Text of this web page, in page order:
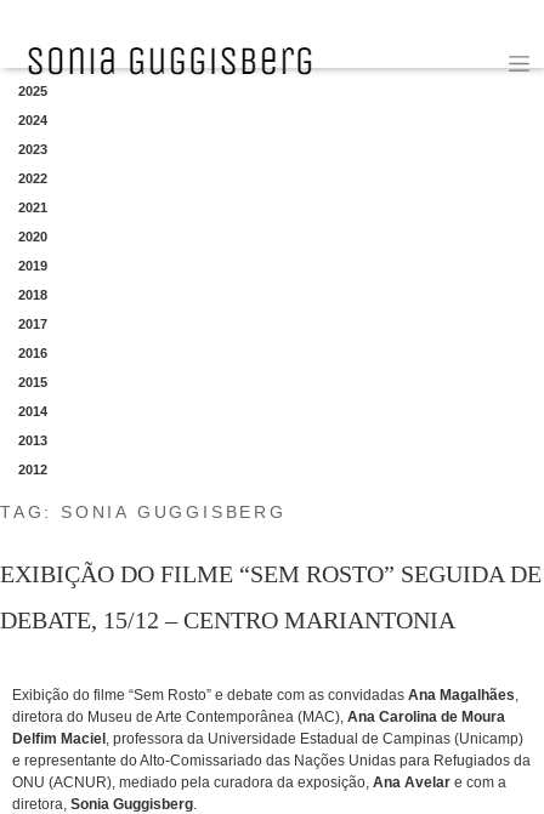
YEAR
2025
2024
2023
2022
2021
2020
2019
2018
2017
2016
2015
2014
2013
2012
TAG: SONIA GUGGISBERG
EXIBIÇÃO DO FILME “SEM ROSTO” SEGUIDA DE
DEBATE, 15/12 – CENTRO MARIANTONIA
Exibição do filme “Sem Rosto” e debate com as convidadas Ana Magalhães,
diretora do Museu de Arte Contemporânea (MAC), Ana Carolina de Moura
Delfim Maciel , professora da Universidade Estadual de Campinas (Unicamp)
e representante do Alto-Comissariado das Nações Unidas para Refugiados da
ONU (ACNUR), mediado pela curadora da exposição, Ana Avelar e com a
diretora, Sonia Guggisberg.